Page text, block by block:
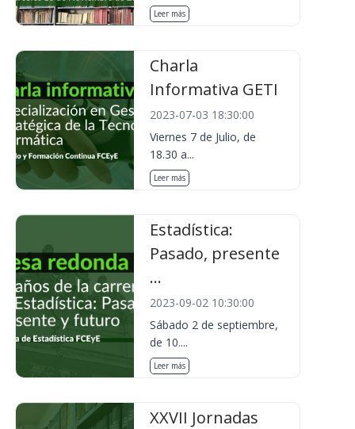
Leer más
Charla
Informativa GETI
2023-07-03 18:30:00
Viernes 7 de Julio, de
18.30 a...
Leer más
Estadística:
Pasado, presente
...
2023-09-02 10:30:00
Sábado 2 de septiembre,
de 10....
Leer más
XXVII Jornadas